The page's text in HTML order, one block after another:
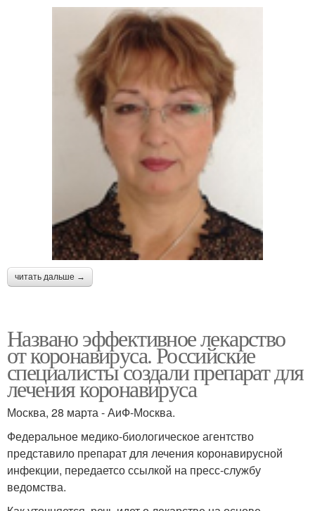
читать дальше →
Названо эффективное лекарство
от коронавируса. Российские
специалисты создали препарат для
лечения коронавируса
Москва, 28 марта - АиФ-Москва.
Федеральное медико-биологическое агентство
представило препарат для лечения коронавирусной
инфекции, передаетсо ссылкой на пресс-службу
ведомства.